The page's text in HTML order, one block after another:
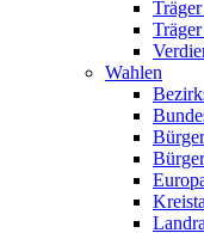
Wahlen